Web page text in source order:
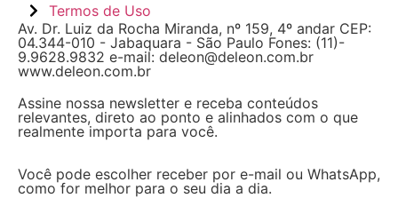
Termos de Uso
Av. Dr. Luiz da Rocha Miranda, nº 159, 4º andar CEP:
04.344-010 - Jabaquara - São Paulo Fones: (11)-
9.9628.9832 e-mail: deleon@deleon.com.br
www.deleon.com.br
Assine nossa newsletter e receba conteúdos
relevantes, direto ao ponto e alinhados com o que
realmente importa para você.
Você pode escolher receber por e-mail ou WhatsApp,
como for melhor para o seu dia a dia.